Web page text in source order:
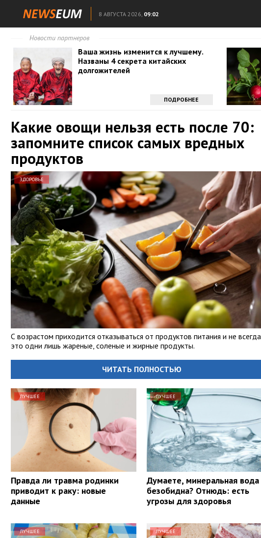
8 АВГУСТА 2026, 09:02
Новости партнеров
Ваша жизнь изменится к лучшему.
Названы 4 секрета китайских
долгожителей
ПОДРОБНЕЕ
Какие овощи нельзя есть после 70:
запомните список самых вредных
продуктов
ЗДОРОВЬЕ
С возрастом приходится отказываться от продуктов питания и не всегда
это одни лишь жареные, соленые и жирные продукты.
ЧИТАТЬ ПОЛНОСТЬЮ
ЛУЧШЕЕ
Правда ли травма родинки
приводит к раку: новые
данные
ЛУЧШЕЕ
Думаете, минеральная вода
безобидна? Отнюдь: есть
угрозы для здоровья
ЛУЧШЕЕ ЛУЧШЕЕ